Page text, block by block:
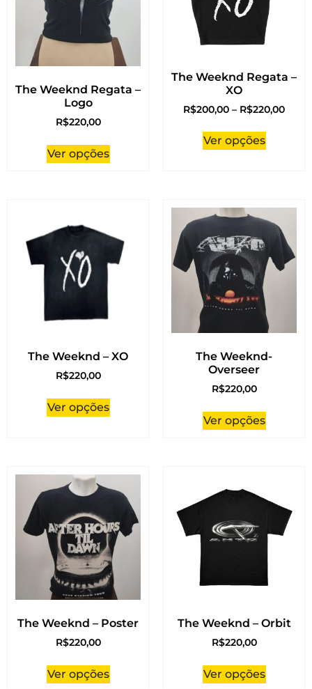
The Weeknd Regata –
Logo
R$220,00
Ver opções
The Weeknd Regata –
XO
R$200,00 – R$220,00
Ver opções
The Weeknd – XO
R$220,00
Ver opções
The Weeknd-
Overseer
R$220,00
Ver opções
The Weeknd – Poster
R$220,00
Ver opções
The Weeknd – Orbit
R$220,00
Ver opções